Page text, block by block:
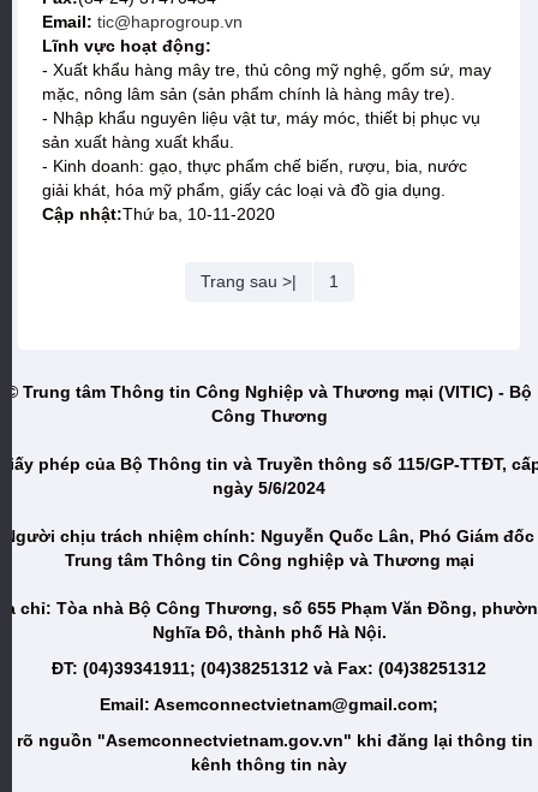
Email: tic@haprogroup.vn
Lĩnh vực hoạt động:
- Xuất khẩu hàng mây tre, thủ công mỹ nghệ, gốm sứ, may
mặc, nông lâm sản (sản phẩm chính là hàng mây tre).
- Nhập khẩu nguyên liệu vật tư, máy móc, thiết bị phục vụ
sản xuất hàng xuất khẩu.
- Kinh doanh: gạo, thực phẩm chế biến, rượu, bia, nước
giải khát, hóa mỹ phẩm, giấy các loại và đồ gia dụng.
Cập nhật:Thứ ba, 10-11-2020
Trang sau >| 1
© Trung tâm Thông tin Công Nghiệp và Thương mại (VITIC) - Bộ
Công Thương
phép của Bộ Thông tin và Truyền thông số 115/GP-TTĐT,
ngày 5/6/2024
Người chịu trách nhiệm chính: Nguyễn Quốc Lân, Phó Giám đốc
Trung tâm Thông tin Công nghiệp và Thương mại
chỉ: Tòa nhà Bộ Công Thương, số 655 Phạm Văn Đồng,
Nghĩa Đô, thành phố Hà Nội.
ĐT: (04)39341911; (04)38251312 và Fax: (04)38251312
Email: Asemconnectvietnam@gmail.com;
rõ nguồn "Asemconnectvietnam.gov.vn" khi đăng lại thông tin
kênh thông tin này